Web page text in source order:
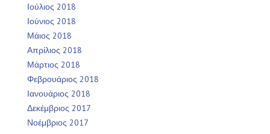
Ιούλιος 2018
Ιούνιος 2018
Μάιος 2018
Απρίλιος 2018
Μάρτιος 2018
Φεβρουάριος 2018
Ιανουάριος 2018
Δεκέμβριος 2017
Νοέμβριος 2017